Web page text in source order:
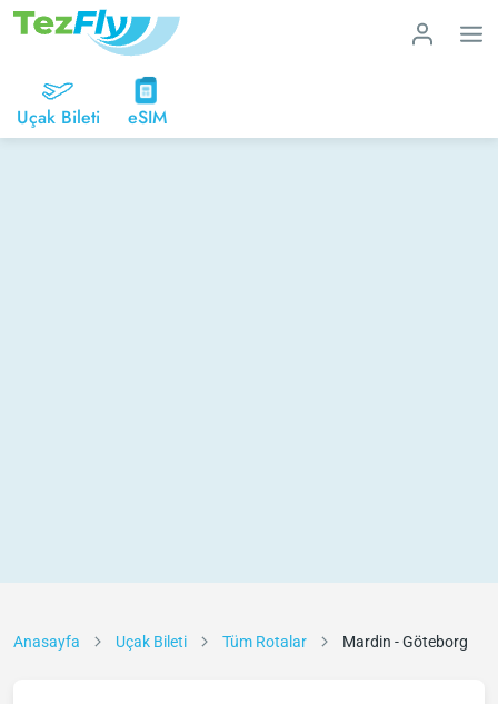
Uçak Bileti eSIM
Anasayfa Uçak Bileti Tüm Rotalar Mardin - Göteborg